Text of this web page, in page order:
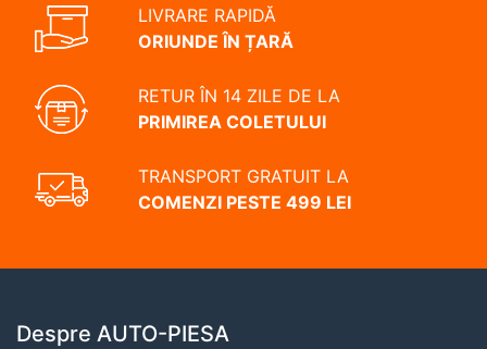
LIVRARE RAPIDĂ
ORIUNDE ÎN ȚARĂ
RETUR ÎN 14 ZILE DE LA
PRIMIREA COLETULUI
TRANSPORT GRATUIT LA
COMENZI PESTE 499 LEI
Despre AUTO-PIESA